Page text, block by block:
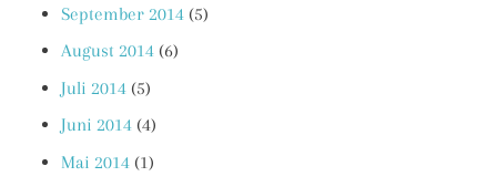
September 2014 (5)
August 2014 (6)
Juli 2014 (5)
Juni 2014 (4)
Mai 2014 (1)